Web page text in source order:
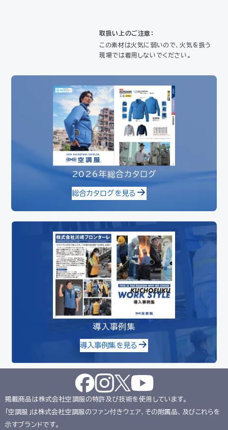
取扱い上のご注意：
この素材は火気に弱いので、火気を扱う
現場では着用しないでください。
2026年総合カタログ
総合カタログを見る
導入事例集
導入事例集を見る
掲載商品は株式会社空調服の特許及び技術を使用しています。
「空調服」は株式会社空調服のファン付きウェア、その附属品、及びこれらを
示すブランドです。